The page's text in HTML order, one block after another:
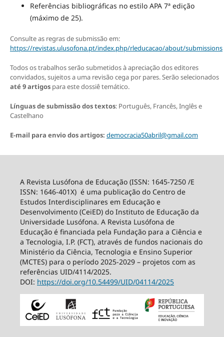
Referências bibliográficas no estilo APA 7ª edição
(máximo de 25).
Consulte as regras de submissão em:
https://revistas.ulusofona.pt/index.php/rleducacao/about/submissions
Todos os trabalhos serão submetidos à apreciação dos editores
convidados, sujeitos a uma revisão cega por pares. Serão selecionados
até 9 artigospara este dossiê temático.
Línguas de submissão dos textos: Português, Francês, Inglês e
Castelhano
E-mail para envio dos artigos: democracia50abril@gmail.com
A Revista Lusófona de Educação (ISSN: 1645-7250 /E
ISSN: 1646-401X) é uma publicação do Centro de
Estudos Interdisciplinares em Educação e
Desenvolvimento (CeiED) do Instituto de Educação da
Universidade Lusófona. A Revista Lusófona de
Educação é financiada pela Fundação para a Ciência e
a Tecnologia, I.P. (FCT), através de fundos nacionais do
Ministério da Ciência, Tecnologia e Ensino Superior
(MCTES) para o período 2025-2029 – projetos com as
referências UID/4114/2025.
DOI: https://doi.org/10.54499/UID/04114/2025